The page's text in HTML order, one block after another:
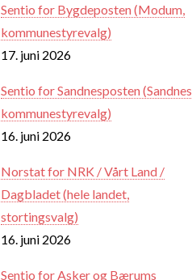
Sentio for Bygdeposten (Modum,
kommunestyrevalg)
17. juni 2026
Sentio for Sandnesposten (Sandnes,
kommunestyrevalg)
16. juni 2026
Norstat for NRK / Vårt Land /
Dagbladet (hele landet,
stortingsvalg)
16. juni 2026
Sentio for Asker og Bærums